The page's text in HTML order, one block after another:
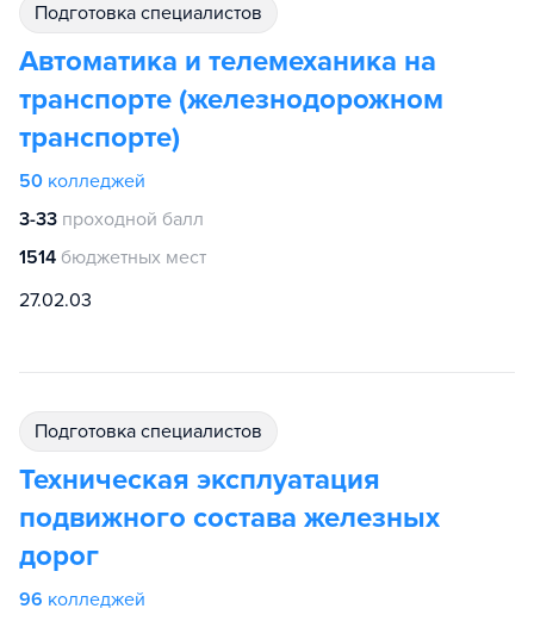
подготовка специалистов
Автоматика и телемеханика на
транспорте (железнодорожном
транспорте)
50 колледжей
3-33 проходной балл
1514 бюджетных мест
27.02.03
подготовка специалистов
Техническая эксплуатация
подвижного состава железных
дорог
96 колледжей